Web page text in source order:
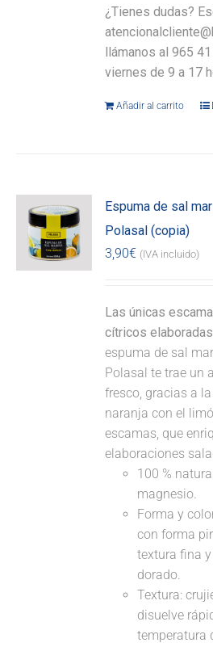
¿Tienes dudas?
llámanos al 965
viernes de 9 a 17
Añadir al carrito
Espuma de sal
Polasal (copia)
3,90€ (IVA incluido)
Las únicas
cítricos
espuma de sal
Polasal te trae un
fresco, gracias a
naranja con el
escamas, que
elaboraciones
100 %
magnesio.
Forma y
con forma
textura fina
dorado.
Textura:
disuelve
temperatura